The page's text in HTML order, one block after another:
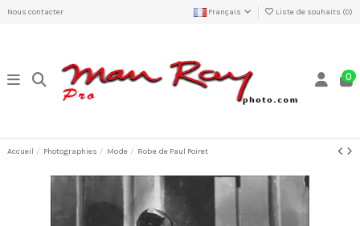
Nous contacter Français Liste de souhaits (0)
0
Accueil Photographies Mode Robe de Paul Poiret